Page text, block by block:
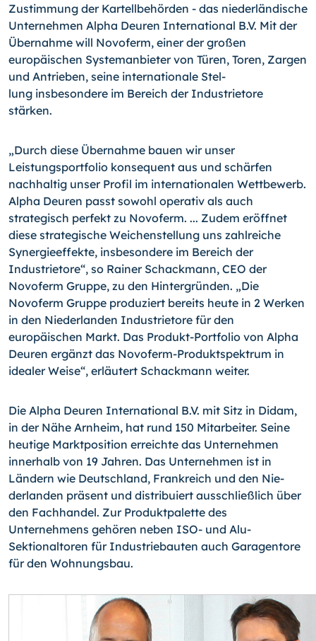
Zustim­mung der Kartellbehörden - das niederländische
Unternehmen Alpha Deuren International B.V. Mit der
Übernahme will Novo­ferm, einer der großen
europäischen Systemanbieter von Tü­ren, Toren, Zargen
und Antrieben, seine internationale Stel­
lung insbesondere im Bereich der Industrietore
stärken.
„Durch diese Übernahme bauen wir unser
Leistungsportfolio konsequent aus und schärfen
nachhaltig unser Profil im inter­nationalen Wettbewerb.
Alpha Deuren passt sowohl operativ als auch
strategisch perfekt zu Novoferm. ... Zudem eröffnet
diese strategische Weichenstellung uns zahlreiche
Synergie­effekte, insbesondere im Bereich der
Industrietore“, so Rainer Schackmann, CEO der
Novoferm Gruppe, zu den Hintergründen. „Die
Novoferm Gruppe produziert bereits heute in 2 Werken
in den Niederlanden Industrietore für den
europäischen Markt. Das Produkt-Portfolio von Alpha
Deuren ergänzt das Novoferm-Produktspektrum in
idealer Weise“, erläutert Schackmann weiter.
Die Alpha Deuren International B.V. mit Sitz in Didam,
in der Nähe Arnheim, hat rund 150 Mitarbeiter. Seine
heutige Marktposition erreichte das Unternehmen
innerhalb von 19 Jahren. Das Unternehmen ist in
Ländern wie Deutschland, Frankreich und den Nie­
derlanden präsent und distribuiert ausschließlich über
den Fachhandel. Zur Produktpa­lette des
Unternehmens gehören neben ISO- und Alu-
Sektionaltoren für Industriebau­ten auch Garagentore
für den Wohnungsbau.